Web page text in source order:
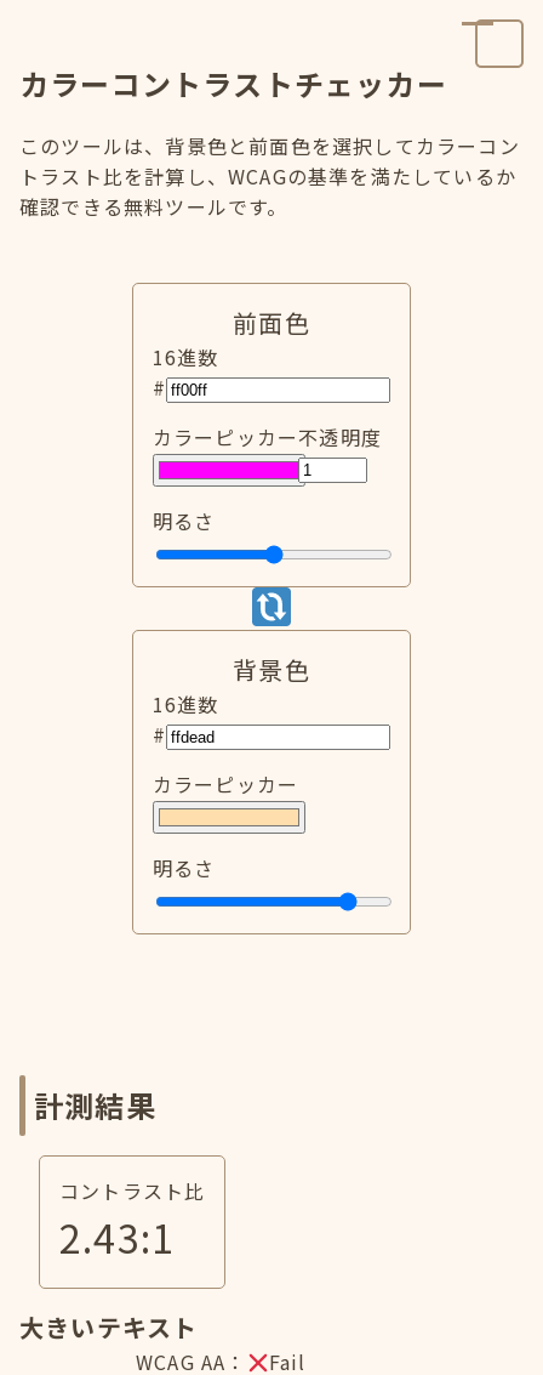
カラーコントラストチェッカー
このツールは、背景色と前面色を選択してカラーコン
トラスト比を計算し、WCAGの基準を満たしているか
確認できる無料ツールです。
前面色
16進数
#
カラーピッカー不透明度
明るさ
背景色
16進数
#
カラーピッカー
明るさ
計測結果
コントラスト比
2.43:1
大きいテキスト
WCAG AA：
Fail